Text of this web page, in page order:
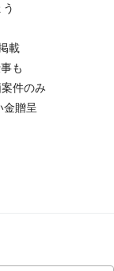
載
も
件のみ
金贈呈